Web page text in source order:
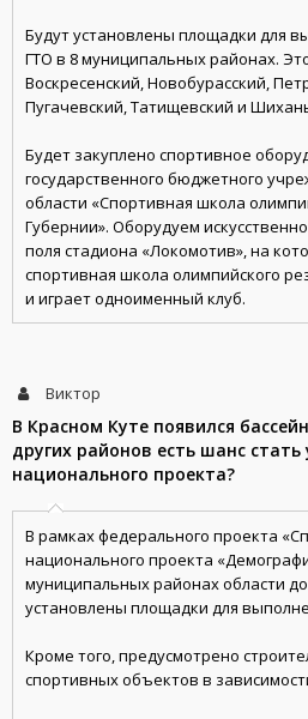
Будут установлены площадки для
ГТО в 8 муниципальных районах.
Воскресенский, Новобурасский,
Пугачевский, Татищевский и
Будет закуплено спортивное
государственного бюджетного
области «Спортивная школа
Губернии». Оборудуем
поля стадиона «Локомотив», на
спортивная школа олимпийского
и играет одноименный клуб.
Виктор
В Красном Куте появился
других районов есть шанс
национального проекта?
В рамках федерального проекта
национального проекта
муниципальных районах области до
установлены площадки для
Кроме того, предусмотрено
спортивных объектов в